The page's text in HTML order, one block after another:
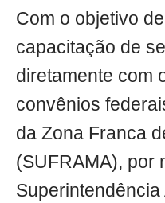
Com o objetivo
capacitação de
diretamente com
convênios
da Zona Franca
(SUFRAMA), por
Superintendência